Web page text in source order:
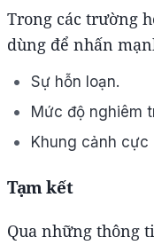
Trong các trường
dùng để nhấn
Sự hỗn loạn.
Mức độ nghiêm
Khung cảnh
Tạm kết
Qua những thông